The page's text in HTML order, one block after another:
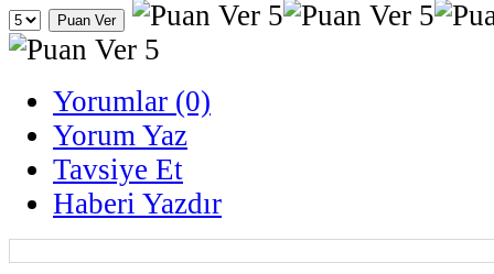
Yorumlar (0)
Yorum Yaz
Tavsiye Et
Haberi Yazdır